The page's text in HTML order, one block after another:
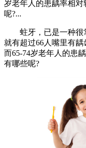
岁老年人的患龋率相
呢?...
蛀牙，已是一种很
就有超过66人嘴里有龋
而65-74岁老年人的患
有哪些呢?